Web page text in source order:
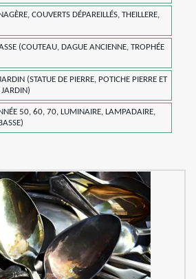
COUVERTS DÉPAREILLÉS, THEILLERE,
(COUTEAU, DAGUE ANCIENNE, TROPHÉE
(STATUE DE PIERRE, POTICHE PIERRE ET
50, 60, 70, LUMINAIRE, LAMPADAIRE,